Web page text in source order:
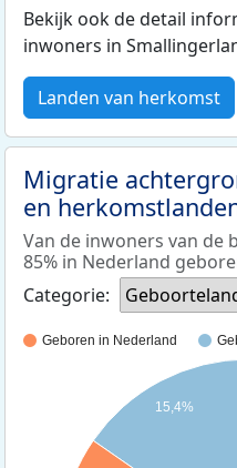
Bekijk ook de detail
inwoners in
Landen van herkomst
Migratie
en
Van de inwoners van de
85% in Nederland
Categorie:
Geboren in Nederland
15,4%